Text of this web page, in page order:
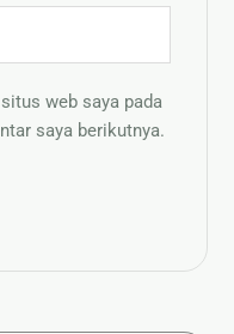
web saya pada
saya berikutnya.